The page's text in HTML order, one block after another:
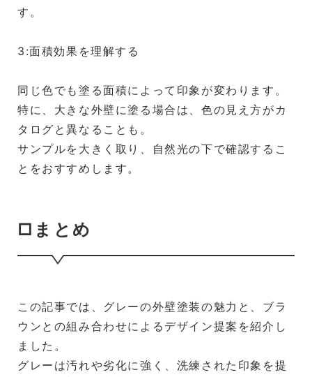
す。
3:面積効果を理解する
同じ色でも塗る面積によって印象が変わります。
特に、大きな外壁に塗る場合は、色の見え方がカ
タログと異なることも。
サンプルを大きく取り、自然光の下で確認するこ
とをおすすめします。
□まとめ
この記事では、グレーの外壁塗装の魅力と、ブラ
ウンとの組み合わせによるデザイン提案を紹介し
ました。
グレーは汚れや劣化に強く、洗練された印象を提